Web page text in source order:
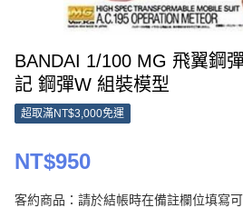
BANDAI 1/100 MG 飛翼鋼
記 鋼彈W 組裝模型
超取滿NT$3,000免運
NT$950
客約商品：請於結帳時在備註欄位填寫